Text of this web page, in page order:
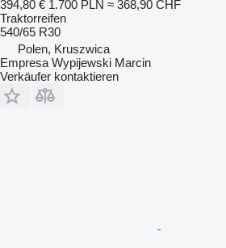
394,80 € 1.700 PLN ≈ 368,90 CHF
Traktorreifen
540/65 R30
Polen, Kruszwica
Empresa Wypijewski Marcin
Verkäufer kontaktieren